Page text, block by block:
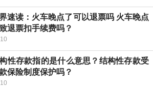
速读：火车晚点了可以退票吗 火车晚点
退票扣手续费吗？
性存款指的是什么意思？结构性存款受
保险制度保护吗？